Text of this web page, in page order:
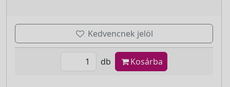
Kedvencnek jelöl
db Kosárba